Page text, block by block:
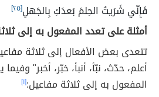
فَإِنّي شَرَيتُ الحِلمَ بَعدَكِ بِالجَهلِ[٢٥]
أمثلة على تعدد المفعول به إلى
تتعدى بعض الأفعال إلى ثلاثة
أعلم، حدّث، نبّأ، أنبأ، خبّر، أخبر"
المفعول به إلى ثلاثة مفاعيل:[١]